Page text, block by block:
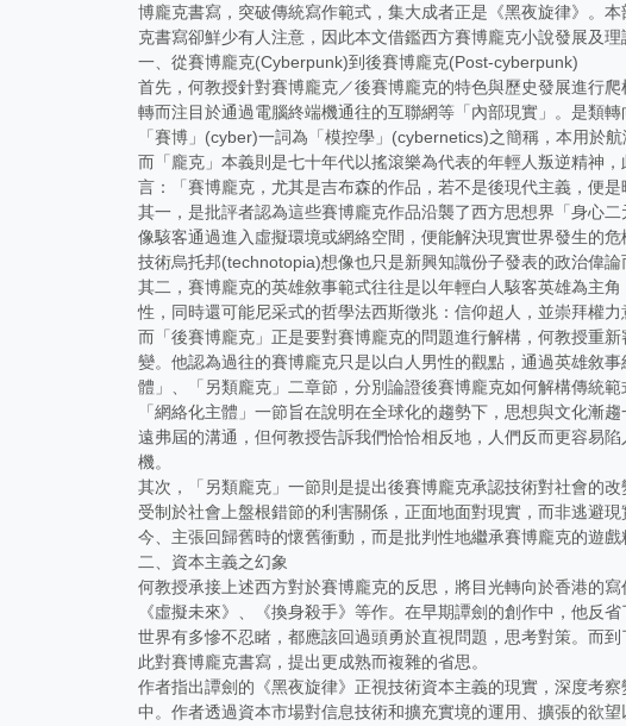
博龐克書寫，突破傳統寫作範式，集大成者正是《黑夜旋律》。
克書寫卻鮮少有人注意，因此本文借鑑西方賽博龐克小說發展及
一、從賽博龐克(Cyberpunk)到後賽博龐克(Post-cyberpunk)
首先，何教授針對賽博龐克／後賽博龐克的特色與歷史發展進行
轉而注目於通過電腦終端機通往的互聯網等「內部現實」。是類
「賽博」(cyber)一詞為「模控學」(cybernetics)之簡稱，本用於
而「龐克」本義則是七十年代以搖滾樂為代表的年輕人叛逆精神
言：「賽博龐克，尤其是吉布森的作品，若不是後現代主義，便
其一，是批評者認為這些賽博龐克作品沿襲了西方思想界「身心
像駭客通過進入虛擬環境或網絡空間，便能解決現實世界發生的
技術烏托邦(technotopia)想像也只是新興知識份子發表的政治偉論
其二，賽博龐克的英雄敘事範式往往是以年輕白人駭客英雄為主
性，同時還可能尼采式的哲學法西斯徵兆：信仰超人，並崇拜權
而「後賽博龐克」正是要對賽博龐克的問題進行解構，何教授重
變。他認為過往的賽博龐克只是以白人男性的觀點，通過英雄敘
體」、「另類龐克」二章節，分別論證後賽博龐克如何解構傳統範
「網絡化主體」一節旨在說明在全球化的趨勢下，思想與文化漸
遠弗屆的溝通，但何教授告訴我們恰恰相反地，人們反而更容易
機。
其次，「另類龐克」一節則是提出後賽博龐克承認技術對社會的
受制於社會上盤根錯節的利害關係，正面地面對現實，而非逃避
今、主張回歸舊時的懷舊衝動，而是批判性地繼承賽博龐克的遊
二、資本主義之幻象
何教授承接上述西方對於賽博龐克的反思，將目光轉向於香港的
《虛擬未來》、《換身殺手》等作。在早期譚劍的創作中，他反
世界有多慘不忍睹，都應該回過頭勇於直視問題，思考對策。而
此對賽博龐克書寫，提出更成熟而複雜的省思。
作者指出譚劍的《黑夜旋律》正視技術資本主義的現實，深度考
中。作者透過資本市場對信息技術和擴充實境的運用、擴張的欲